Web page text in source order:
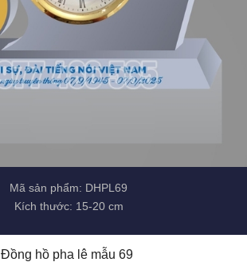
Mã sản phẩm: DHPL69
Kích thước: 15-20 cm
Đồng hồ pha lê mẫu 69